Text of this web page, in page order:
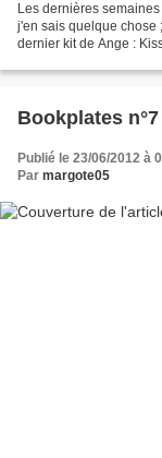
Les dernières
j'en sais quelque chose
dernier kit de Ange :
Bookplates
Publié le 23/06/2012 à
Par margote05